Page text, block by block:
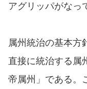
アグリッパがなっ
属州統治の基本方
直接に統治する属
帝属州」である。